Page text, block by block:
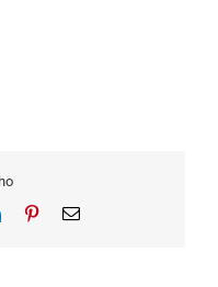
LinkedInPinterestEmail